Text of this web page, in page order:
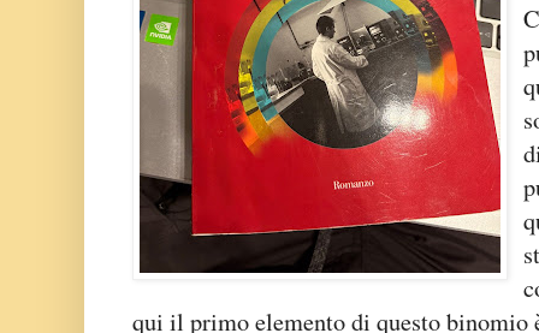
qui il primo elemento di questo binomio